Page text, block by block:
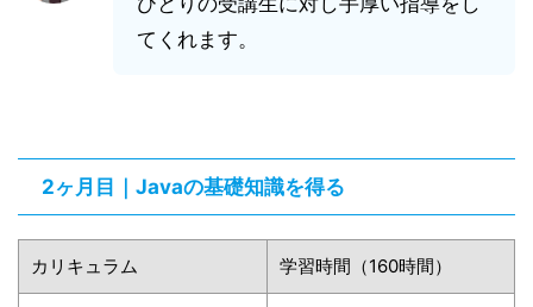
てくれます。
2ヶ月目｜Javaの基礎知識を得る
カリキュラム 学習時間（160時間）